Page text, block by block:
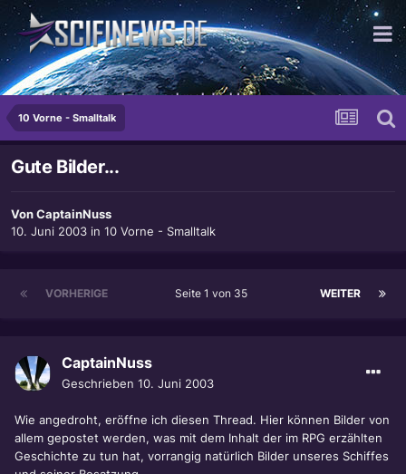
...nicht immer - aber manchmal doch!
10 Vorne - Smalltalk
Gute Bilder...
VonCaptainNuss
10. Juni 2003 in 10 Vorne - Smalltalk
VORHERIGE WEITER
Seite 1 von 35
CaptainNuss
Geschrieben 10. Juni 2003
Wie angedroht, eröffne ich diesen Thread. Hier können Bilder von
allem gepostet werden, was mit dem Inhalt der im RPG erzählten
Geschichte zu tun hat, vorrangig natürlich Bilder unseres Schiffes